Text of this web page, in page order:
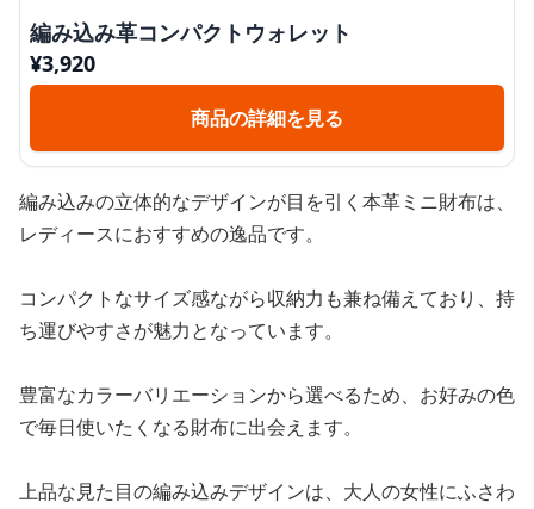
編み込み革コンパクトウォレット
¥3,920
商品の詳細を見る
編み込みの立体的なデザインが目を引く本革ミニ財布は、
レディースにおすすめの逸品です。
コンパクトなサイズ感ながら収納力も兼ね備えており、持
ち運びやすさが魅力となっています。
豊富なカラーバリエーションから選べるため、お好みの色
で毎日使いたくなる財布に出会えます。
上品な見た目の編み込みデザインは、大人の女性にふさわ